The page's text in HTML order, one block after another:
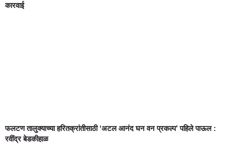
कारवाई
फलटण तालुक्याच्या हरितक्रांतीसाठी ‘अटल आनंद घन वन प्रकल्प’ पहिले पाऊल :
रवींद्र बेडकीहाळ